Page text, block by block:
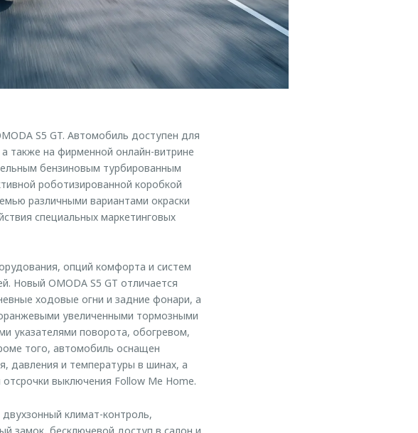
S5 GT. Автомобиль доступен для
также на фирменной онлайн-витрине
бензиновым турбированным
роботизированной коробкой
различными вариантами окраски
специальных маркетинговых
опций комфорта и систем
Новый OMODA S5 GT отличается
ходовые огни и задние фонари, а
увеличенными тормозными
указателями поворота, обогревом,
того, автомобиль оснащен
давления и температуры в шинах, а
выключения Follow Me Home.
климат-контроль,